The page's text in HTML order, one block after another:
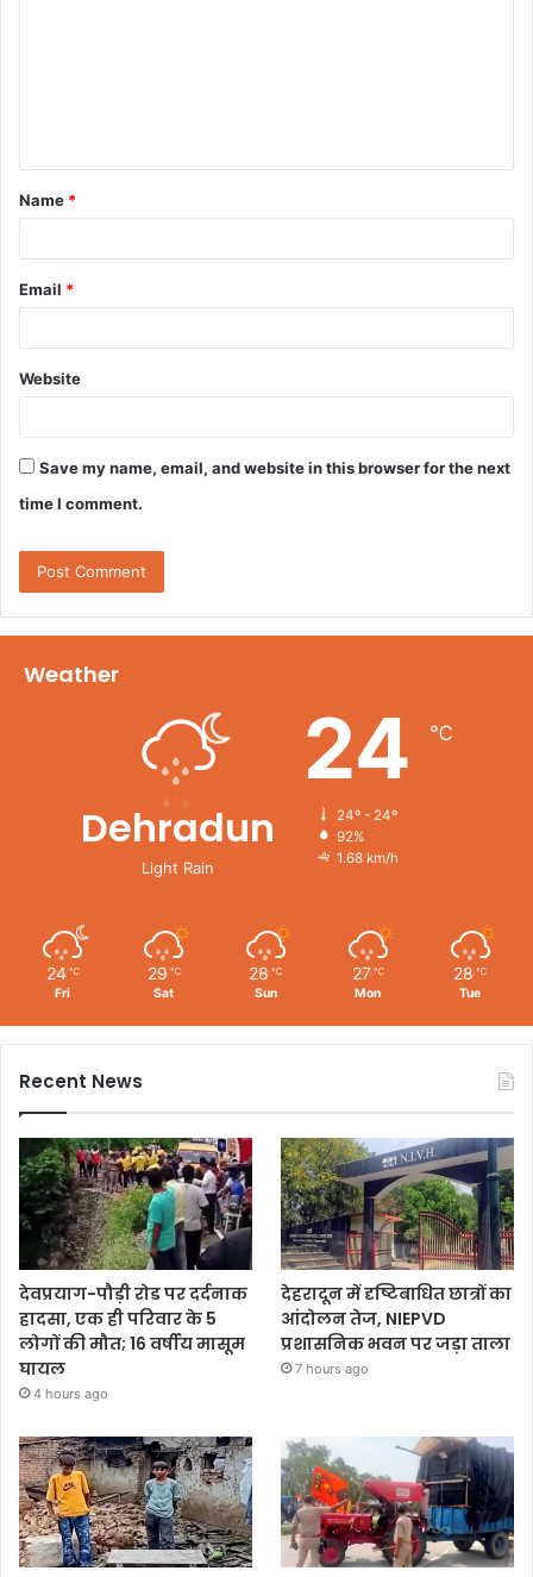
t
*
Name *
Email *
Website
Save my name, email, and website in this browser for the next
time I comment.
Weather
Dehradun
Light Rain
24 ℃
24º - 24º
92%
1.68 km/h
24 ℃
Fri
29 ℃
Sat
28 ℃
Sun
27 ℃
Mon
28 ℃
Tue
Recent News
देवप्रयाग-पौड़ी रोड पर दर्दनाक
हादसा, एक ही परिवार के 5
लोगों की मौत; 16 वर्षीय मासूम
घायल
4 hours ago
देहरादून में दृष्टिबाधित छात्रों का
आंदोलन तेज, NIEPVD
प्रशासनिक भवन पर जड़ा ताला
7 hours ago